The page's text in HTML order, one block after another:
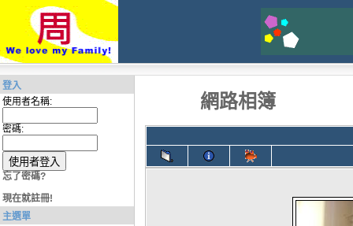
登入
使用者名稱:
密碼:
忘了密碼?
現在就註冊!
主選單
網路相簿